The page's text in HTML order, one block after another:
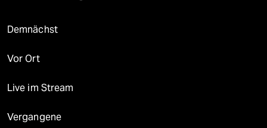
Demnächst
Vor Ort
Live im Stream
Vergangene